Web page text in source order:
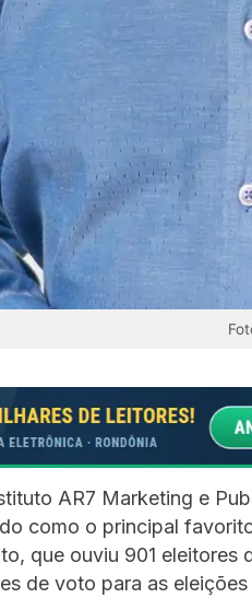
AR7 Marketing e
como o principal
que ouviu 901 eleitores
de voto para as